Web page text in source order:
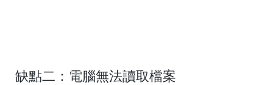
缺點二：電腦無法讀取檔案